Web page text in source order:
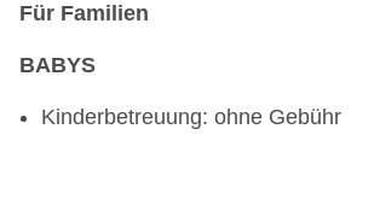
Für Familien
BABYS
Kinderbetreuung: ohne Gebühr